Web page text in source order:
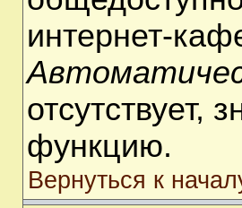
интернет-
отсутствует,
функцию.
Вернуться к